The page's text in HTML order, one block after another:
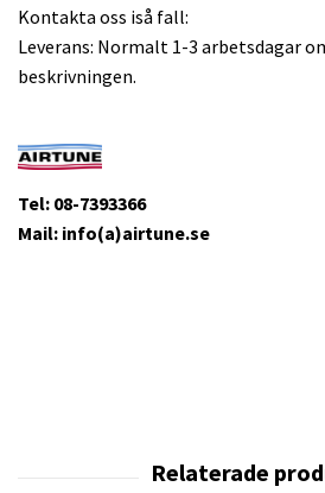
Kontakta oss iså fall:
Leverans: Normalt 1-3 arbetsdagar
beskrivningen.
Tel: 08-7393366
Mail: info(a)airtune.se